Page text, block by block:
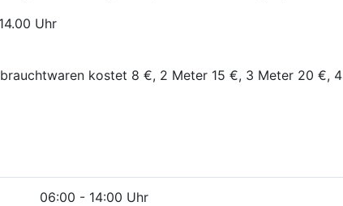
Uhr
kostet 8 €, 2 Meter 15 €, 3 Meter 20 €, 4
06:00 - 14:00 Uhr